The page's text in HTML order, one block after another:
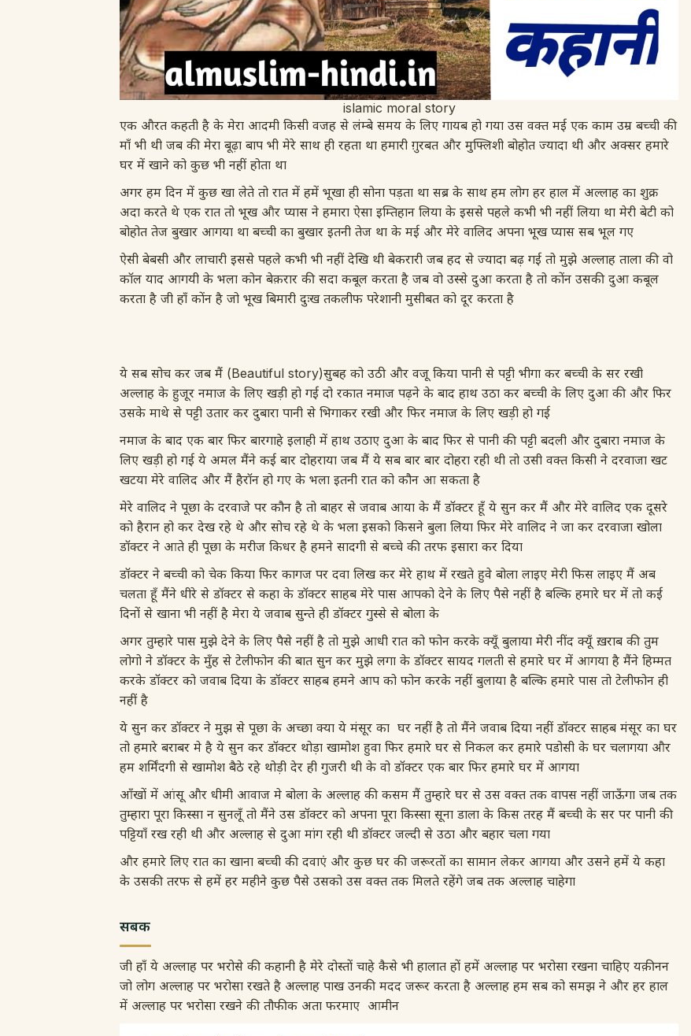
islamic moral story
एक औरत कहती है के मेरा आदमी किसी वजह से लंम्बे समय के लिए गायब हो गया उस वक्त मई एक काम उम्र बच्ची की
माँ भी थी जब की मेरा बूढ़ा बाप भी मेरे साथ ही रहता था हमारी ग़ुरबत और मुफ्लिशी बोहोत ज्यादा थी और अक्सर हमारे
घर में खाने को कुछ भी नहीं होता था
अगर हम दिन में कुछ खा लेते तो रात में हमें भूखा ही सोना पड़ता था सब्र के साथ हम लोग हर हाल में अल्लाह का शुक्र
अदा करते थे एक रात तो भूख और प्यास ने हमारा ऐसा इम्तिहान लिया के इससे पहले कभी भी नहीं लिया था मेरी बेटी को
बोहोत तेज बुखार आगया था बच्ची का बुखार इतनी तेज था के मई और मेरे वालिद अपना भूख प्यास सब भूल गए
ऐसी बेबसी और लाचारी इससे पहले कभी भी नहीं देखि थी बेकरारी जब हद से ज्यादा बढ़ गई तो मुझे अल्लाह ताला की वो
कॉल याद आगयी के भला कोन बेक़रार की सदा कबूल करता है जब वो उस्से दुआ करता है तो कोंन उसकी दुआ कबूल
करता है जी हाँ कोंन है जो भूख बिमारी दुःख तकलीफ परेशानी मुसीबत को दूर करता है
ये सब सोच कर जब मैं (Beautiful story)सुबह को उठी और वजू किया पानी से पट्टी भीगा कर बच्ची के सर रखी
अल्लाह के हुजूर नमाज के लिए खड़ी हो गई दो रकात नमाज पढ़ने के बाद हाथ उठा कर बच्ची के लिए दुआ की और फिर
उसके माथे से पट्टी उतार कर दुबारा पानी से भिगाकर रखी और फिर नमाज के लिए खड़ी हो गई
नमाज के बाद एक बार फिर बारगाहे इलाही में हाथ उठाए दुआ के बाद फिर से पानी की पट्टी बदली और दुबारा नमाज के
लिए खड़ी हो गई ये अमल मैंने कई बार दोहराया जब मैं ये सब बार बार दोहरा रही थी तो उसी वक्त किसी ने दरवाजा खट
खटया मेरे वालिद और मैं हैरॉन हो गए के भला इतनी रात को कौन आ सकता है
मेरे वालिद ने पूछा के दरवाजे पर कौन है तो बाहर से जवाब आया के मैं डॉक्टर हूँ ये सुन कर मैं और मेरे वालिद एक दूसरे
को हैरान हो कर देख रहे थे और सोच रहे थे के भला इसको किसने बुला लिया फिर मेरे वालिद ने जा कर दरवाजा खोला
डॉक्टर ने आते ही पूछा के मरीज किधर है हमने सादगी से बच्चे की तरफ इसारा कर दिया
डॉक्टर ने बच्ची को चेक किया फिर कागज पर दवा लिख कर मेरे हाथ में रखते हुवे बोला लाइए मेरी फिस लाइए मैं अब
चलता हूँ मैंने धीरे से डॉक्टर से कहा के डॉक्टर साहब मेरे पास आपको देने के लिए पैसे नहीं है बल्कि हमारे घर में तो कई
दिनों से खाना भी नहीं है मेरा ये जवाब सुन्ते ही डॉक्टर गुस्से से बोला के
अगर तुम्हारे पास मुझे देने के लिए पैसे नहीं है तो मुझे आधी रात को फोन करके क्यूँ बुलाया मेरी नींद क्यूँ ख़राब की तुम
लोगो ने डॉक्टर के मुँह से टेलीफोन की बात सुन कर मुझे लगा के डॉक्टर सायद गलती से हमारे घर में आगया है मैंने हिम्मत
करके डॉक्टर को जवाब दिया के डॉक्टर साहब हमने आप को फोन करके नहीं बुलाया है बल्कि हमारे पास तो टेलीफोन ही
नहीं है
ये सुन कर डॉक्टर ने मुझ से पूछा के अच्छा क्या ये मंसूर का घर नहीं है तो मैंने जवाब दिया नहीं डॉक्टर साहब मंसूर का घर
तो हमारे बराबर मे है ये सुन कर डॉक्टर थोड़ा खामोश हुवा फिर हमारे घर से निकल कर हमारे पडोसी के घर चलागया और
हम शर्मिंदगी से खामोश बैठे रहे थोड़ी देर ही गुजरी थी के वो डॉक्टर एक बार फिर हमारे घर में आगया
आँखों में आंसू और धीमी आवाज मे बोला के अल्लाह की कसम मैं तुम्हारे घर से उस वक्त तक वापस नहीं जाऊँगा जब तक
तुम्हारा पूरा किस्सा न सुनलूँ तो मैंने उस डॉक्टर को अपना पूरा किस्सा सूना डाला के किस तरह मैं बच्ची के सर पर पानी की
पट्टियाँ रख रही थी और अल्लाह से दुआ मांग रही थी डॉक्टर जल्दी से उठा और बहार चला गया
और हमारे लिए रात का खाना बच्ची की दवाएं और कुछ घर की जरूरतों का सामान लेकर आगया और उसने हमें ये कहा
के उसकी तरफ से हमें हर महीने कुछ पैसे उसको उस वक्त तक मिलते रहेंगे जब तक अल्लाह चाहेगा
सबक
जी हाँ ये अल्लाह पर भरोसे की कहानी है मेरे दोस्तों चाहे कैसे भी हालात हों हमें अल्लाह पर भरोसा रखना चाहिए यक़ीनन
जो लोग अल्लाह पर भरोसा रखते है अल्लाह पाख उनकी मदद जरूर करता है अल्लाह हम सब को समझ ने और हर हाल
में अल्लाह पर भरोसा रखने की तौफीक अता फरमाए आमीन